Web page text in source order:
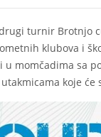
turnir Brotnjo
klubova i
momčadima sa
koje će